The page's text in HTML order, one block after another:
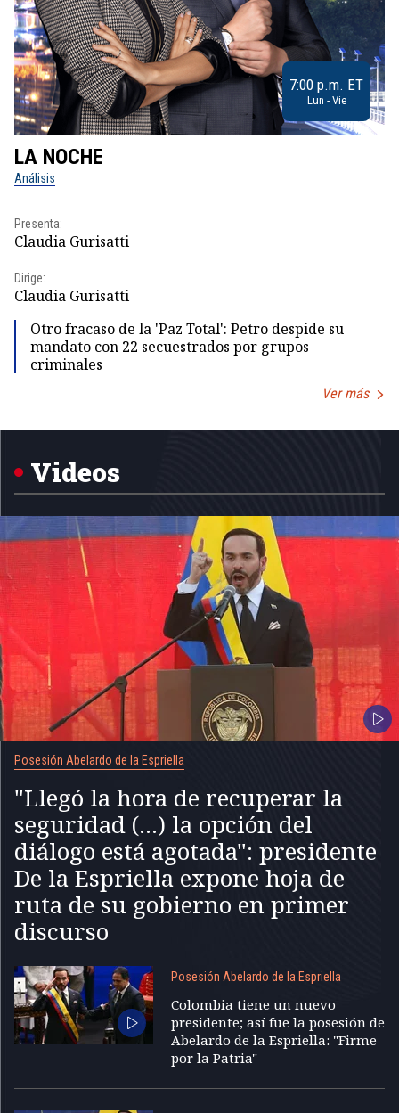
7:00 p.m. ET
Lun - Vie
LA NOCHE
Análisis
Presenta:
Claudia Gurisatti
Dirige:
Claudia Gurisatti
Otro fracaso de la 'Paz Total': Petro despide su
mandato con 22 secuestrados por grupos
criminales
Ver más
1
Videos
Posesión Abelardo de la Espriella
"Llegó la hora de recuperar la
seguridad (...) la opción del
diálogo está agotada": presidente
De la Espriella expone hoja de
ruta de su gobierno en primer
discurso
Posesión Abelardo de la Espriella
Colombia tiene un nuevo
presidente; así fue la posesión de
Abelardo de la Espriella: "Firme
por la Patria"